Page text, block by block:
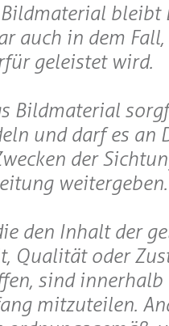
bleibt
auch in dem Fall,
geleistet wird.
Bildmaterial
und darf es an
der
weitergeben.
den Inhalt der
Qualität oder
sind innerhalb
mitzuteilen.